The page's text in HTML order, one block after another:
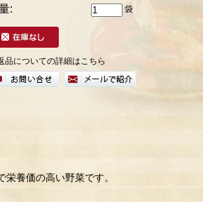
: 袋
品についての詳細はこちら
養価の高い野菜です。